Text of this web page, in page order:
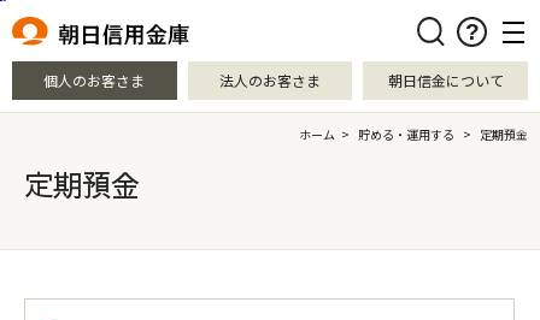
検索
個人のお客さま 法人のお客さま 朝日信金について
ホーム > 貯める・運用する > 定期預金
定期預金